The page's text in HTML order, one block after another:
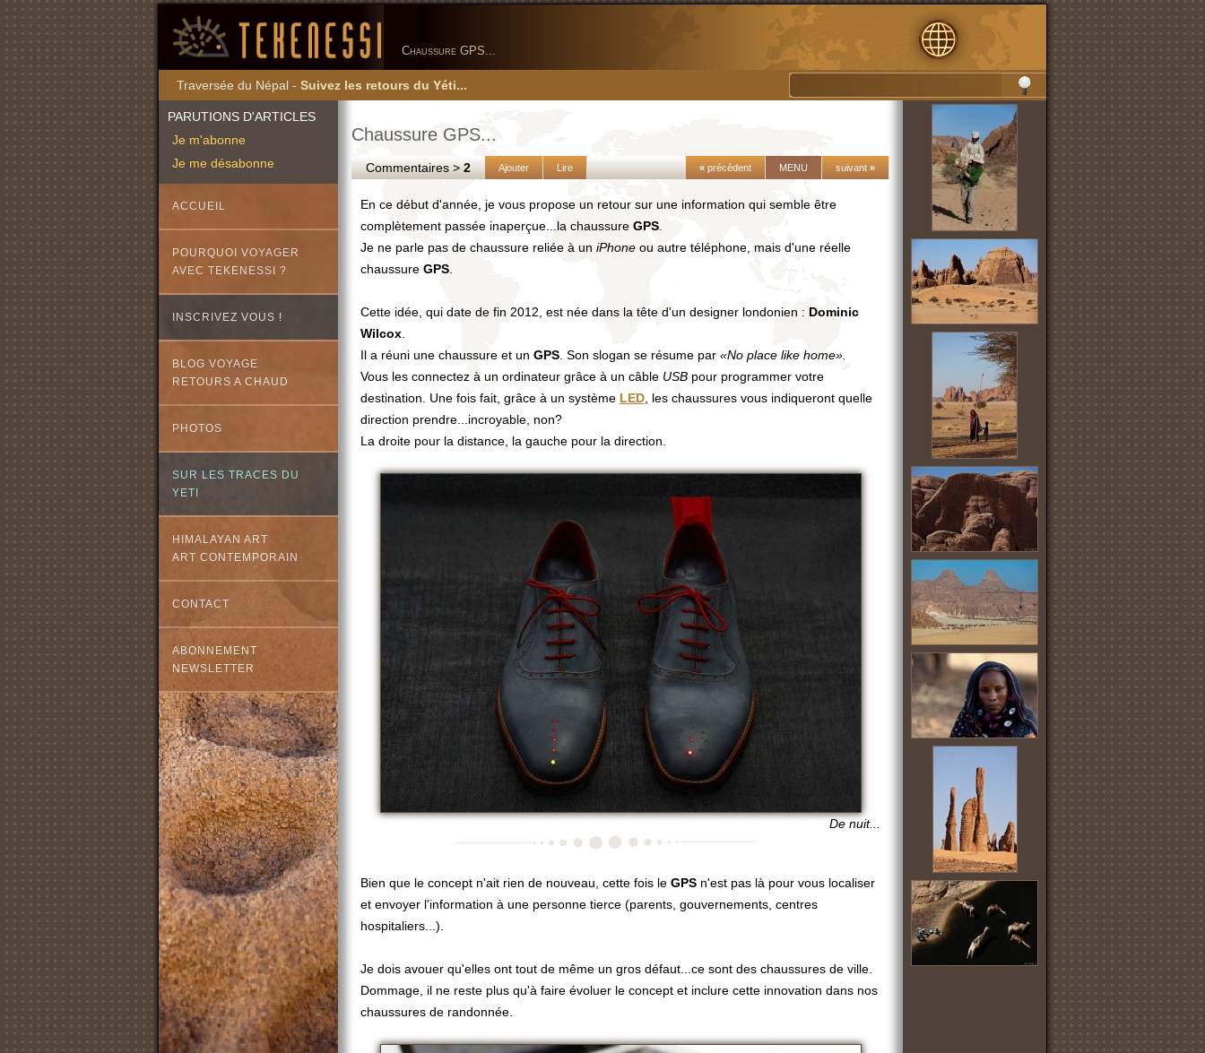
Chaussure GPS...
Traversée du Népal - Suivez les retours du Yéti...
PARUTIONS D'ARTICLES
Je m'abonne
Je me désabonne
ACCUEIL
POURQUOI VOYAGER
AVEC TEKENESSI ?
INSCRIVEZ VOUS !
BLOG VOYAGE
RETOURS A CHAUD
PHOTOS
SUR LES TRACES DU
YETI
HIMALAYAN ART
ART CONTEMPORAIN
CONTACT
ABONNEMENT
NEWSLETTER
Chaussure GPS...
Commentaires >2 Ajouter Lire suivant »
MENU
« précédent
En ce début d'année, je vous propose un retour sur une information qui semble être
complètement passée inaperçue...la chaussure GPS
Je ne parle pas de chaussure reliée à un iPhone ou autre téléphone, mais d'une réelle
chaussure GPS
Cette idée, qui date de fin 2012, est née dans la tête d'un designer londonien : Dominic
Wilcox
Il a réuni une chaussure et un GPS . Son slogan se résume par «No place like home».
Vous les connectez à un ordinateur grâce à un câble USB pour programmer votre
destination. Une fois fait, grâce à un système LED , les chaussures vous indiqueront quelle
direction prendre...incroyable, non?
La droite pour la distance, la gauche pour la direction.
De nuit...
Bien que le concept n'ait rien de nouveau, cette fois le GPS n'est pas là pour vous localiser
et envoyer l'information à une personne tierce (parents, gouvernements, centres
hospitaliers...).
Je dois avouer qu'elles ont tout de même un gros défaut...ce sont des chaussures de ville.
Dommage, il ne reste plus qu'à faire évoluer le concept et inclure cette innovation dans nos
chaussures de randonnée.